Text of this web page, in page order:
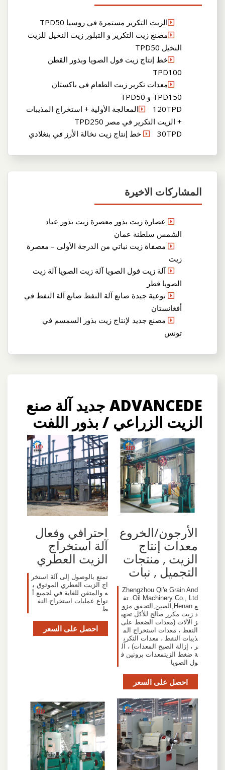
الزيت التكرير مستمرة في روسيا TPD50
مصنع زيت التكرير و التبلور زيت النخيل للزيت
النخيل TPD50
خط إنتاج زيت فول الصويا وبذور القطن
TPD100
معدات تكرير زيت الطعام في باكستان
TPD150 و TPD50
120TPDالمعالجة الأولية + استخراج المذيبات
+ الزيت التكرير في مصر TPD250
30TPD خط إنتاج زيت نخالة الأرز في بنغلادي
المشاركات الاخيرة
عصارة زيت بذور معصرة زيت بذور عباد
الشمس سلطنة عمان
مصفاة زيت نباتي من الدرجة الأولى – معصرة
زيت
آلة زيت فول الصويا آلة زيت الصويا آلة زيت
الصويا قطر
نوعية جيدة صانع آلة النفط صانع آلة النفط في
أفغانستان
مصنع جديد لإنتاج زيت بذور السمسم في
تونس
ADVANCEDE جديد آلة صنع
الزيت الزراعي / بذور اللفت
الأرجون/الخروع
معدات إنتاج
الزيت , منتجات
التجميل , نبات
Zhengzhou Qi'e Grain And
Oil Machinery Co., Ltd. تق
ع Henan,الصين,التحقق مزو
د زيت مكرر صالح للأكل تجهي
ز الآلات (معدات الضغط على
النفط ، معدات استخراج الم
ذيبات النفط ، معدات التكري
ر ، إزالة الصبح المعدات) ، آل
ة ضغط الزيتمعدات بروتين ف
ول الصويا
احصل على السعر
احترافي وفعال
آلة استخراج
الزيت العطري
تمتع بالوصول إلى آلة استخر
اج الزيت العطري الموثوق ب
ه والمتقن للغاية في لجميع أ
نواع عمليات استخراج النف
ط.
احصل على السعر